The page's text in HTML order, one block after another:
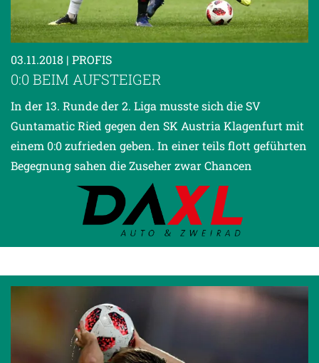
03.11.2018 | PROFIS
0:0 BEIM AUFSTEIGER
In der 13. Runde der 2. Liga musste sich die SV
Guntamatic Ried gegen den SK Austria Klagenfurt mit
einem 0:0 zufrieden geben. In einer teils flott geführten
Begegnung sahen die Zuseher zwar Chancen